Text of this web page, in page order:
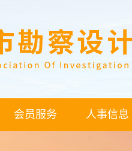
会员服务 人事信息